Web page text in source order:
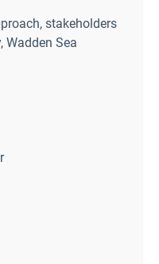
stakeholders
Wadden Sea